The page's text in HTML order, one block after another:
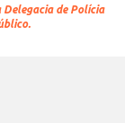
Delegacia de Polícia